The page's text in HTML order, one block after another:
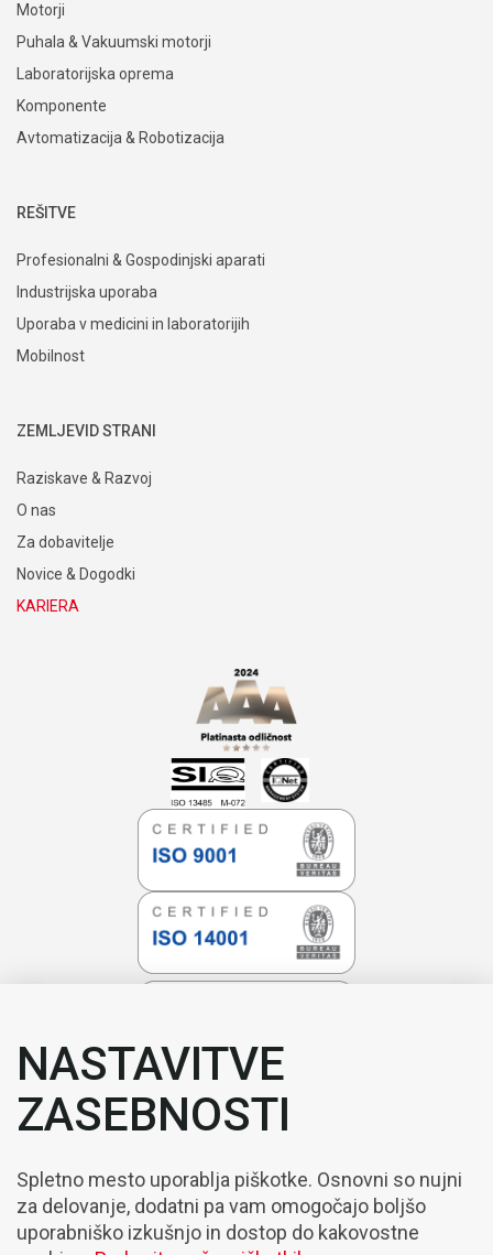
Motorji
Puhala & Vakuumski motorji
Laboratorijska oprema
Komponente
Avtomatizacija & Robotizacija
REŠITVE
Profesionalni & Gospodinjski aparati
Industrijska uporaba
Uporaba v medicini in laboratorijih
Mobilnost
ZEMLJEVID STRANI
Raziskave & Razvoj
O nas
Za dobavitelje
Novice & Dogodki
KARIERA
NASTAVITVE
ZASEBNOSTI
Spletno mesto uporablja piškotke. Osnovni so nujni
za delovanje, dodatni pa vam omogočajo boljšo
uporabniško izkušnjo in dostop do kakovostne